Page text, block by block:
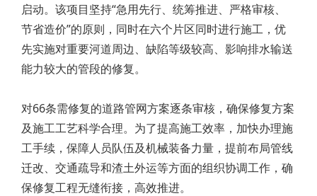
启动。该项目坚持“急用先行、统筹推进、严格审核、
节省造价”的原则，同时在六个片区同时进行施工，优
先实施对重要河道周边、缺陷等级较高、影响排水输送
能力较大的管段的修复。
对66条需修复的道路管网方案逐条审核，确保修复方案
及施工工艺科学合理。为了提高施工效率，加快办理施
工手续，保障人员队伍及机械装备力量，提前布局管线
迁改、交通疏导和渣土外运等方面的组织协调工作，确
保修复工程无缝衔接，高效推进。